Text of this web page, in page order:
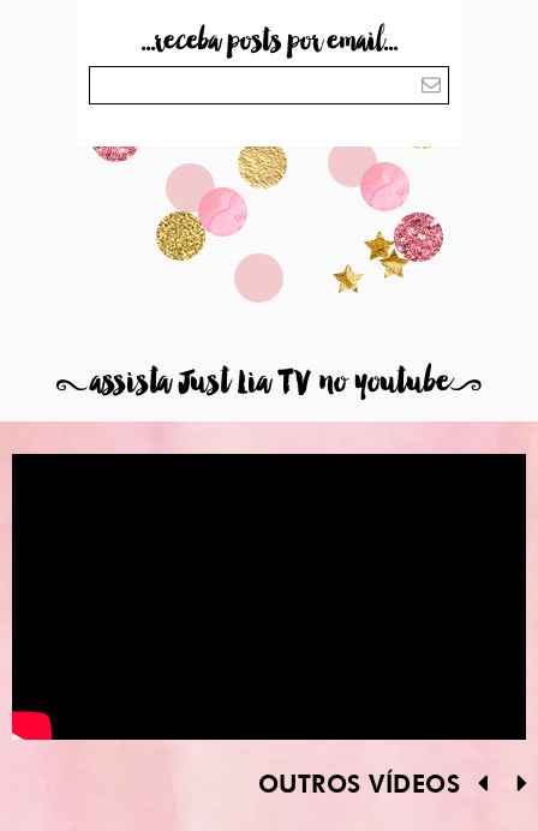
...receba posts por email...
8assista Just Lia TV no youtube9
OUTROS VÍDEOS